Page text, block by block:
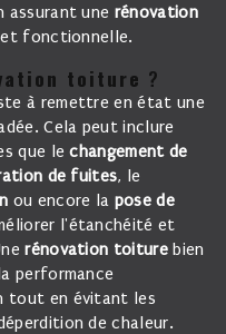
une rénovation
fonctionnelle.
toiture ?
à remettre en état une
Cela peut inclure
que lechangement de
de fuites, le
ou encore la pose de
l'étanchéité et
rénovation toiture bien
performance
tout en évitant les
de chaleur.